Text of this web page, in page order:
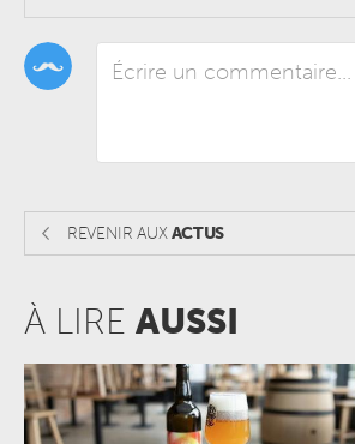
REVENIR AUXACTUS
À LIRE AUSSI